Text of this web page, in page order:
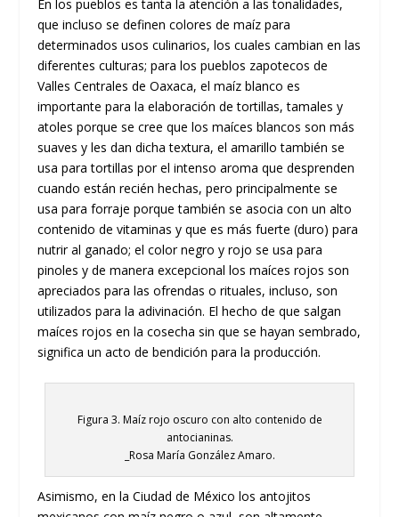
En los pueblos es tanta la atención a las tonalidades,
que incluso se definen colores de maíz para
determinados usos culinarios, los cuales cambian en las
diferentes culturas; para los pueblos zapotecos de
Valles Centrales de Oaxaca, el maíz blanco es
importante para la elaboración de tortillas, tamales y
atoles porque se cree que los maíces blancos son más
suaves y les dan dicha textura, el amarillo también se
usa para tortillas por el intenso aroma que desprenden
cuando están recién hechas, pero principalmente se
usa para forraje porque también se asocia con un alto
contenido de vitaminas y que es más fuerte (duro) para
nutrir al ganado; el color negro y rojo se usa para
pinoles y de manera excepcional los maíces rojos son
apreciados para las ofrendas o rituales, incluso, son
utilizados para la adivinación. El hecho de que salgan
maíces rojos en la cosecha sin que se hayan sembrado,
significa un acto de bendición para la producción.
Figura 3. Maíz rojo oscuro con alto contenido de
antocianinas.
_Rosa María González Amaro.
Asimismo, en la Ciudad de México los antojitos